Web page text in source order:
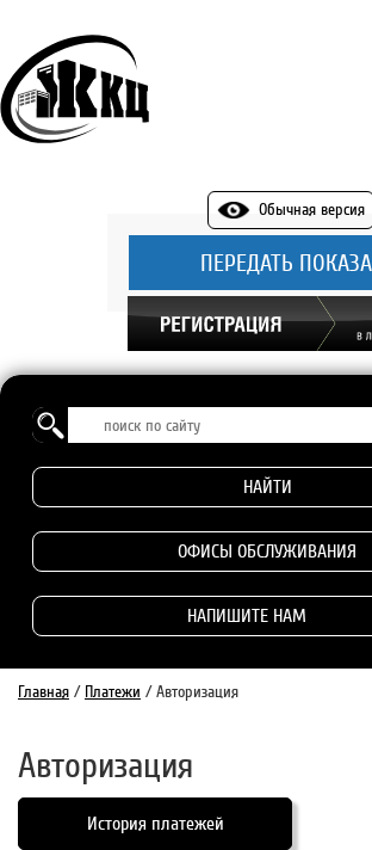
Обычная версия
ПЕРЕДАТЬ
НАЙТИ
ОФИСЫ ОБСЛУЖИВАНИЯ
НАПИШИТЕ НАМ
Главная / Платежи / Авторизация
Авторизация
История платежей